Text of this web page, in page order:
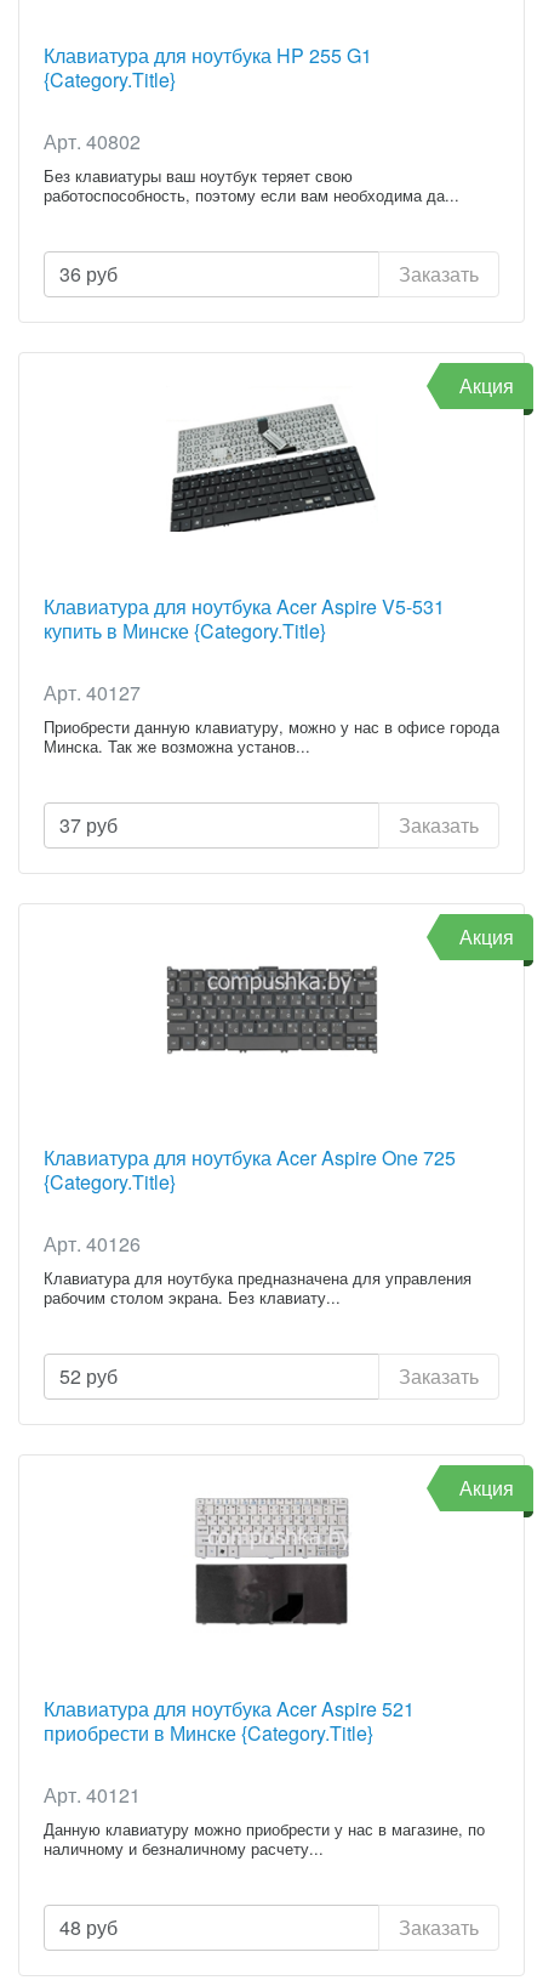
Клавиатура для ноутбука HP 255 G1
{Category.Title}
Арт. 40802
Без клавиатуры ваш ноутбук теряет свою
работоспособность, поэтому если вам необходима да...
36 руб Заказать
Клавиатура для ноутбука Acer Aspire V5-531
купить в Минске {Category.Title}
Арт. 40127
Приобрести данную клавиатуру, можно у нас в офисе города
Минска. Так же возможна установ...
37 руб Заказать
Акция
Клавиатура для ноутбука Acer Aspire One 725
{Category.Title}
Арт. 40126
Клавиатура для ноутбука предназначена для управления
рабочим столом экрана. Без клавиату...
52 руб Заказать
Акция
Клавиатура для ноутбука Acer Aspire 521
приобрести в Минске {Category.Title}
Арт. 40121
Данную клавиатуру можно приобрести у нас в магазине, по
наличному и безналичному расчету...
48 руб Заказать
Акция